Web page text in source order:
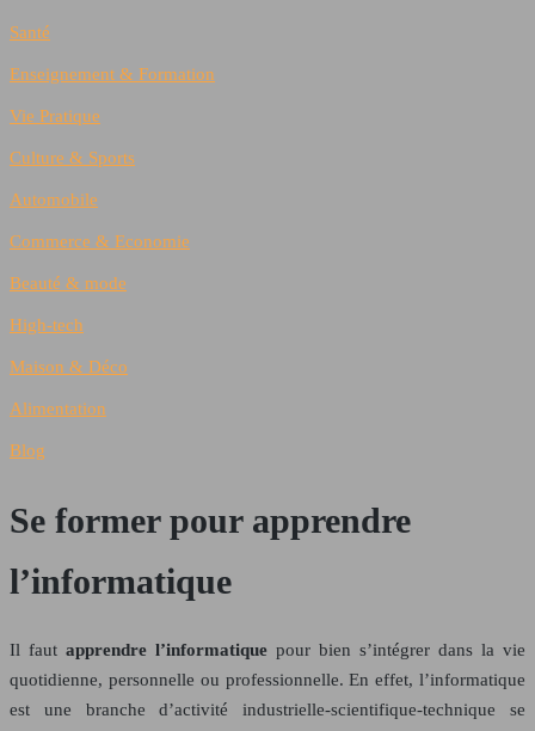
Santé
Enseignement & Formation
Vie Pratique
Culture & Sports
Automobile
Commerce & Economie
Beauté & mode
High-tech
Maison & Déco
Alimentation
Blog
Se former pour apprendre
l’informatique
Il faut apprendre l’informatique pour bien s’intégrer dans la vie
quotidienne, personnelle ou professionnelle. En effet, l’informatique
est une branche d’activité industrielle-scientifique-technique se